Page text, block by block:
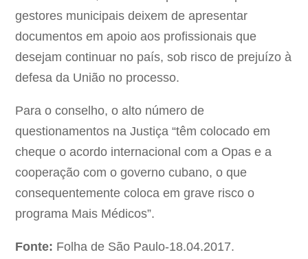
gestores municipais deixem de apresentar
documentos em apoio aos profissionais que
desejam continuar no país, sob risco de prejuízo à
defesa da União no processo.
Para o conselho, o alto número de
questionamentos na Justiça “têm colocado em
cheque o acordo internacional com a Opas e a
cooperação com o governo cubano, o que
consequentemente coloca em grave risco o
programa Mais Médicos”.
Fonte: Folha de São Paulo-18.04.2017.